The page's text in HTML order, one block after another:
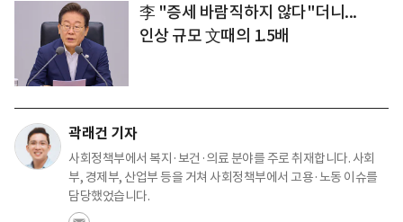
李 "증세 바람직하지 않다"더니...
인상 규모 文때의 1.5배
곽래건 기자
사회정책부에서 복지·보건·의료 분야를 주로 취재합니다. 사회
부, 경제부, 산업부 등을 거쳐 사회정책부에서 고용·노동 이슈를
담당했었습니다.